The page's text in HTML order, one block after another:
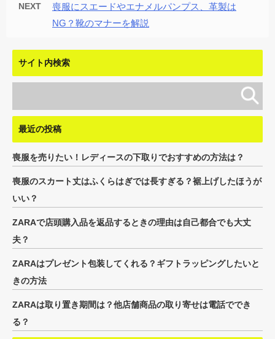
NEXT
喪服にスエードやエナメルパンプス、革製は
NG？靴のマナーを解説
サイト内検索
最近の投稿
喪服を売りたい！レディースの下取りでおすすめの方法は？
喪服のスカート丈はふくらはぎでは長すぎる？裾上げしたほうが
いい？
ZARAで店頭購入品を返品するときの理由は自己都合でも大丈
夫？
ZARAはプレゼント包装してくれる？ギフトラッピングしたいと
きの方法
ZARAは取り置き期間は？他店舗商品の取り寄せは電話ででき
る？